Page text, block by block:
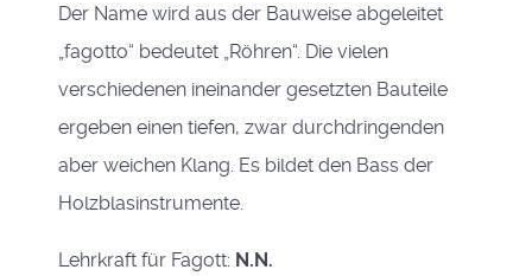
Der Name wird aus der Bauweise abgeleitet
„fagotto“ bedeutet „Röhren“. Die vielen
verschiedenen ineinander gesetzten Bauteile
ergeben einen tiefen, zwar durchdringenden
aber weichen Klang. Es bildet den Bass der
Holzblasinstrumente.
Lehrkraft für Fagott: N.N.